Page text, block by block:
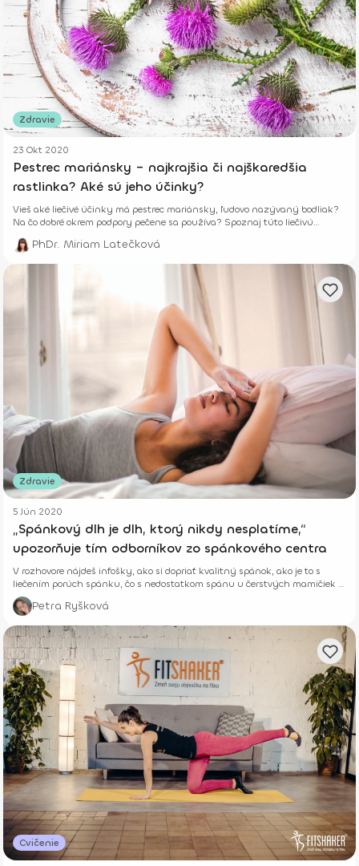
Zdravie
23 Okt 2020
Pestrec mariánsky – najkrajšia či najškaredšia
rastlinka? Aké sú jeho účinky?
Vieš aké liečivé účinky má pestrec mariánsky, ľudovo nazývaný bodliak?
Na čo dobré okrem podpory pečene sa používa? Spoznaj túto liečivú
PhDr. Miriam Latečková
Zdravie
5 Jún 2020
„Spánkový dlh je dlh, ktorý nikdy nesplatíme,“
upozorňuje tím odborníkov zo spánkového centra
V rozhovore nájdeš infošky, ako si dopriať kvalitný spánok, ako je to s
liečením porúch spánku, čo s nedostatkom spánu u čerstvých mamičiek a
pod.
Petra Ryšková
Cvičenie